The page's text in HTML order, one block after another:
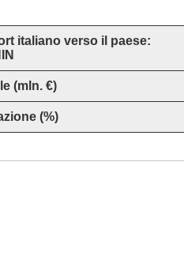
italiano verso il paese:
(mln. €)
(%)